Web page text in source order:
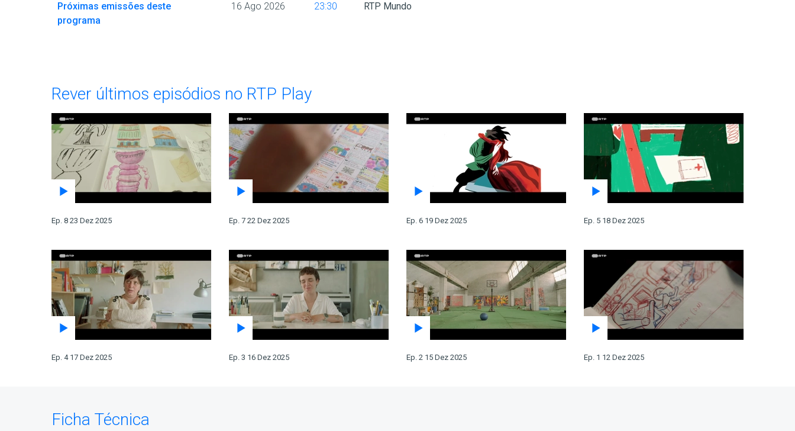
Próximas emissões deste
programa
16 Ago 2026 23:30 RTP Mundo
Rever últimos episódios no RTP Play
Ep. 8 23 Dez 2025 Ep. 7 22 Dez 2025 Ep. 6 19 Dez 2025 Ep. 5 18 Dez 2025
Ep. 4 17 Dez 2025 Ep. 3 16 Dez 2025 Ep. 2 15 Dez 2025 Ep. 1 12 Dez 2025
Ficha Técnica